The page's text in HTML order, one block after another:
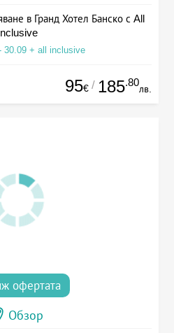
в Гранд Хотел Банско с All
30.09 + all inclusive
95€ / 185.80
лв.
офертата
Обзор